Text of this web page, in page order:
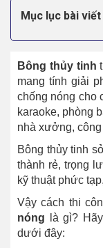
Mục lục bài viết
Bông thủy tinh
mang tính giải
chống nóng cho
karaoke, phòng
nhà xưởng,
Bông thủy tinh
thành rẻ, trọng
kỹ thuật phức
Vậy cách thi
nóng là gì?
dưới đây: